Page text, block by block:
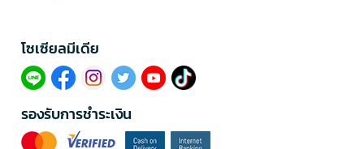
โซเซียลมีเดีย​
รองรับการชำระเงิน